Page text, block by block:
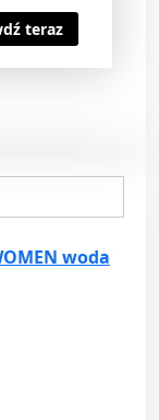
teraz
woda